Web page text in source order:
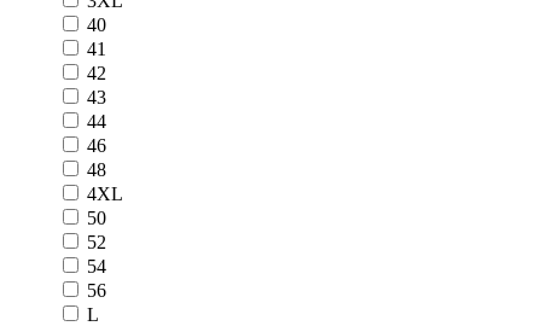
40
41
42
43
44
46
48
4XL
50
52
54
56
L